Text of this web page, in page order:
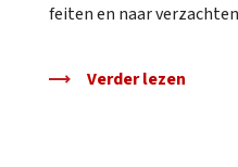
feiten en naar
Verder lezen